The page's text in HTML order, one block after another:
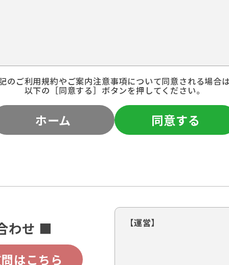
のご利用規約やご案内注意事項について同意される場合
以下の［同意する］ボタンを押してください。
ホーム 同意する
わせ ■
はこちら
【運営】